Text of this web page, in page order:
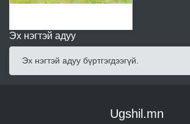
Эх нэгтэй адуу
Эх нэгтэй адуу бүртгэгдээгүй.
Ugshil.mn